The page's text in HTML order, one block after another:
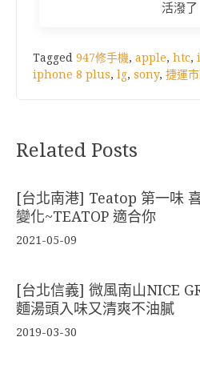
活潑了
Tagged 947修手機, apple, htc,
iphone 8 plus, lg, sony, 捷運
Related Posts
[台北南港] Teatop 第一味
變化~TEATOP 適合你
2021-05-09
[台北信義] 微風南山NICE
麵湯頭入味又清爽不油膩
2019-03-30